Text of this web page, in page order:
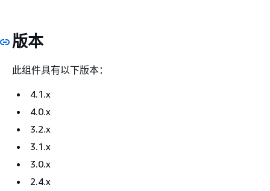
版本
此组件具有以下版本：
4.1.x
4.0.x
3.2.x
3.1.x
3.0.x
2.4.x